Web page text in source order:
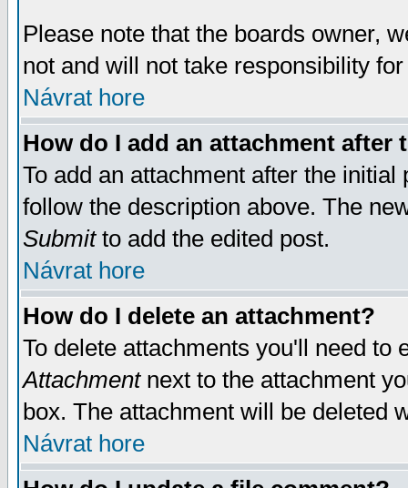
Please note that the boards owner,
not and will not take responsibility
Návrat hore
How do I add an attachment after
To add an attachment after the
follow the description above. The
Submitto add the edited post.
Návrat hore
How do I delete an attachment?
To delete attachments you'll need
Attachmentnext to the attachment
box. The attachment will be deleted
Návrat hore